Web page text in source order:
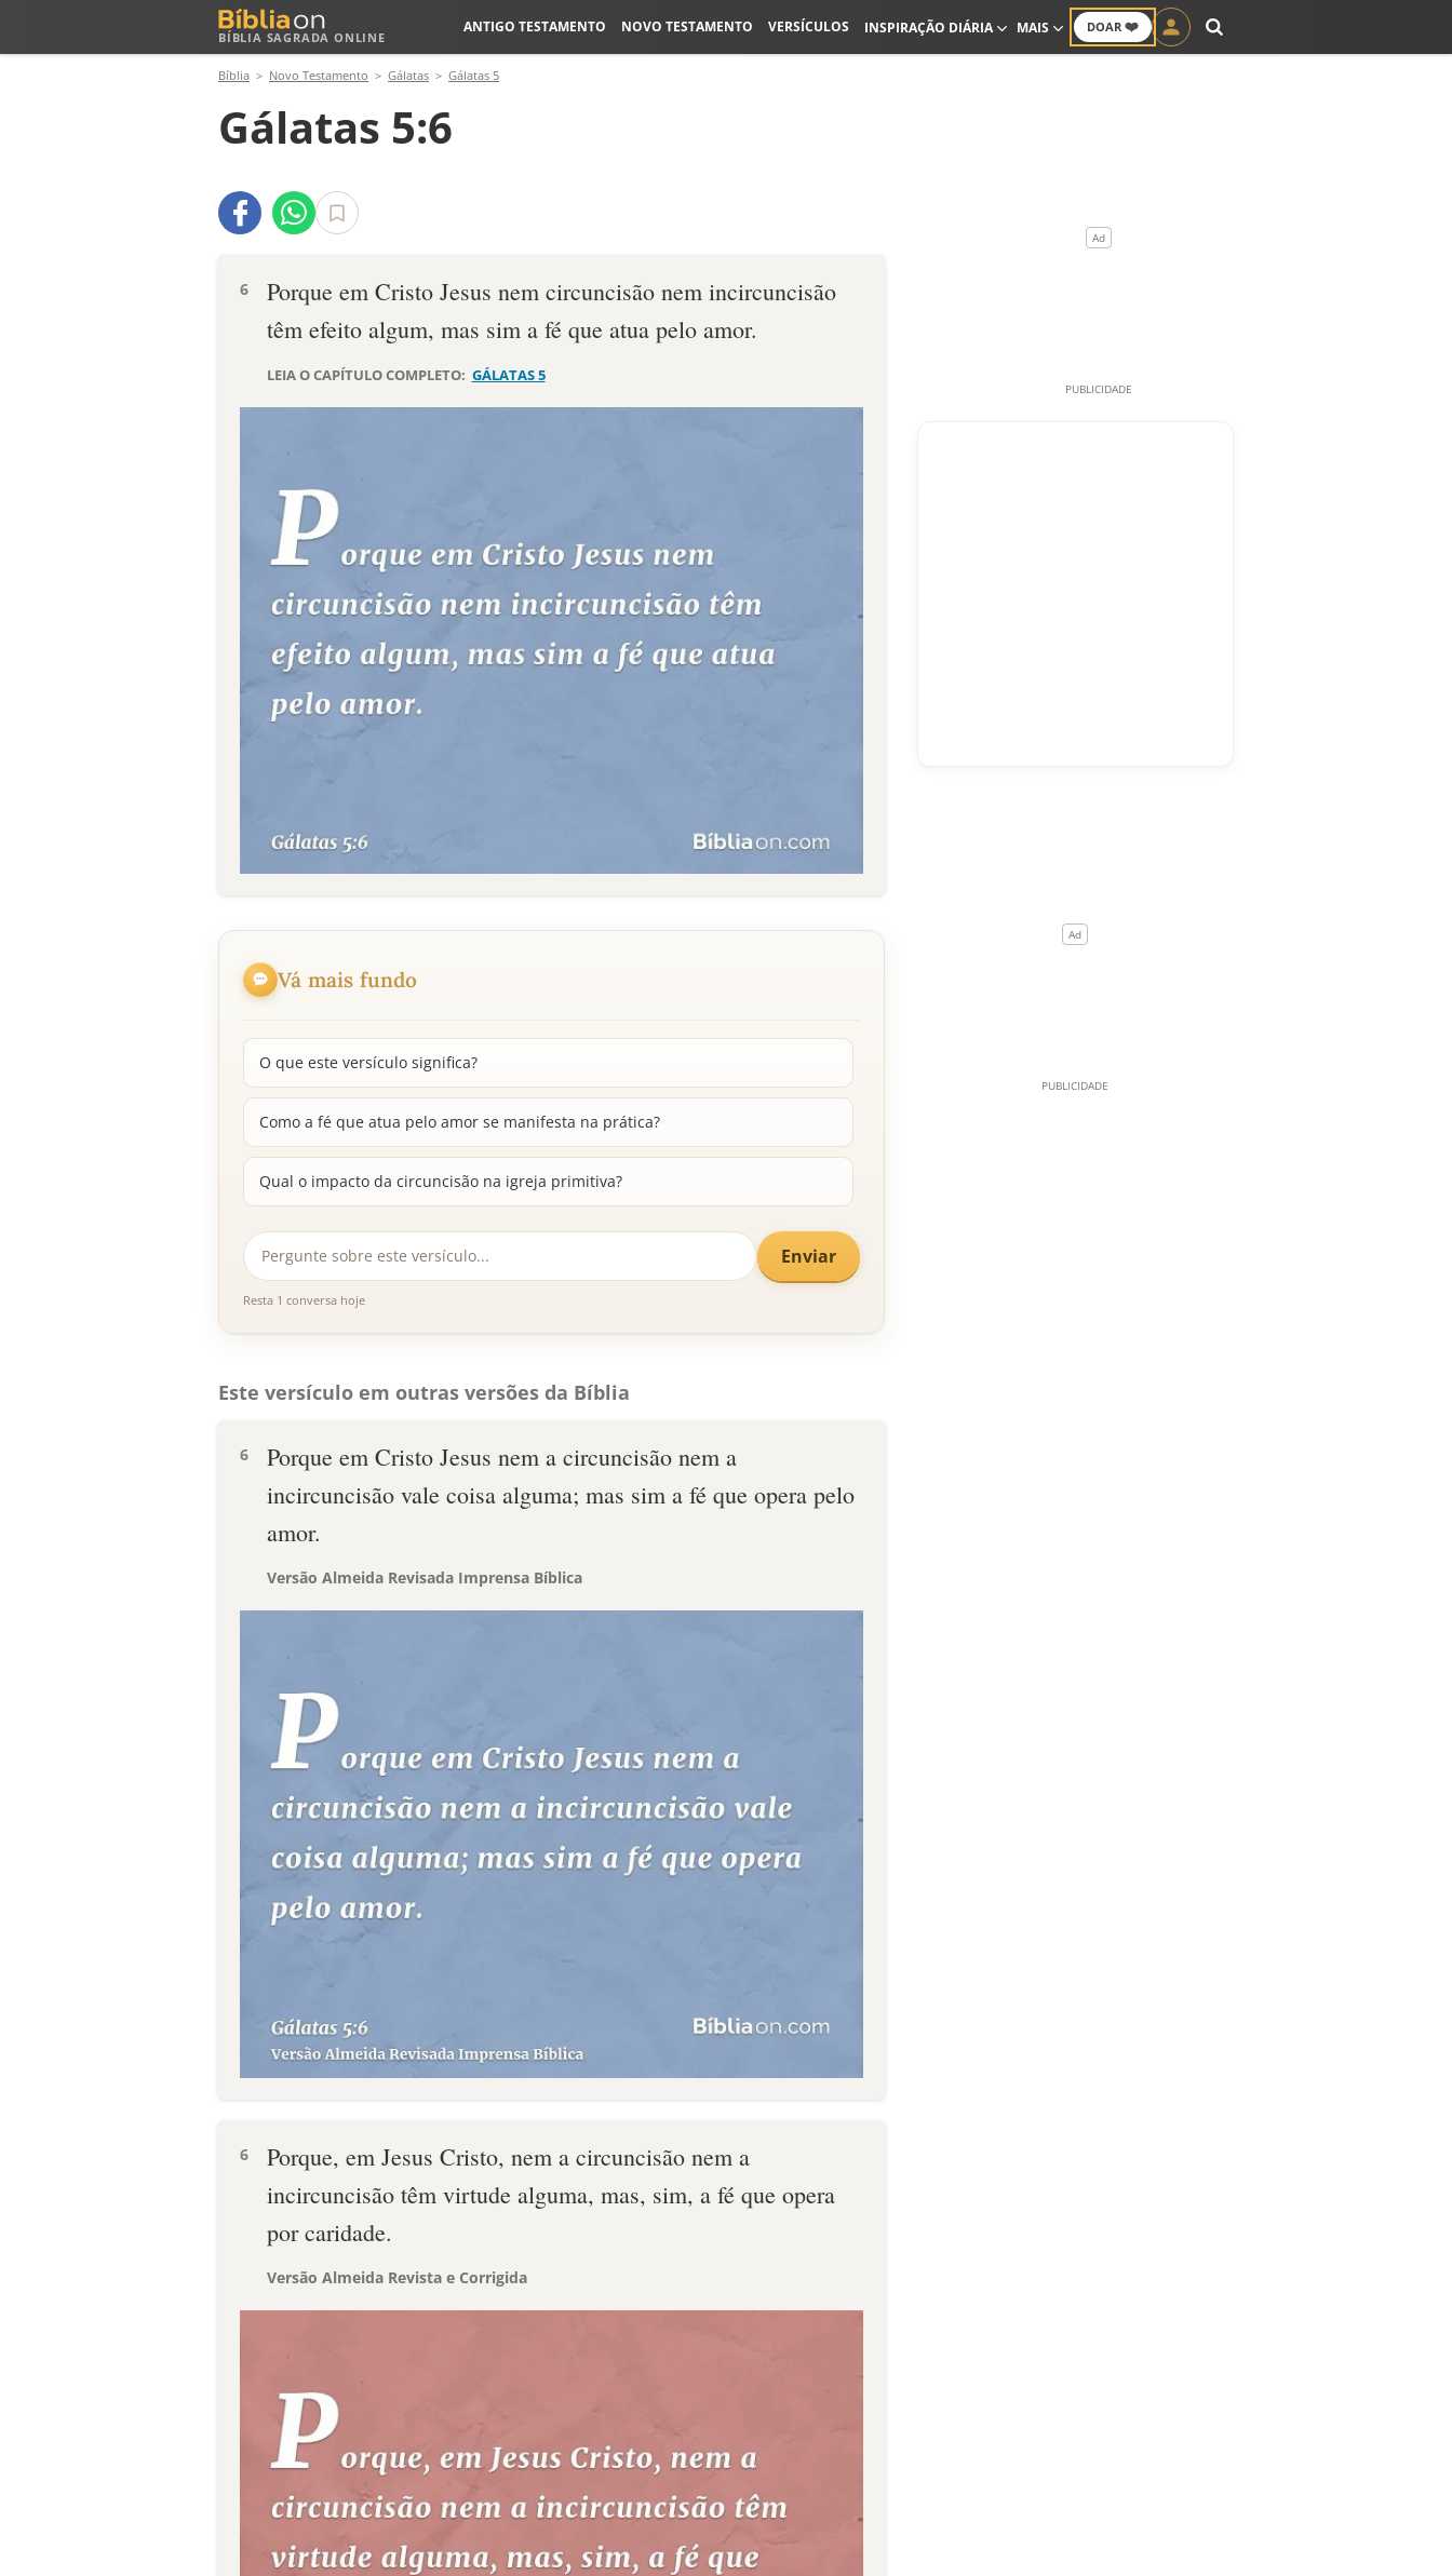
BÍBLIA SAGRADA ONLINE
DOAR ❤️
ANTIGO TESTAMENTO NOVO TESTAMENTO VERSÍCULOS INSPIRAÇÃO DIÁRIA MAIS
Bíblia Novo Testamento Gálatas Gálatas 5
Gálatas 5:6
6
Porque em Cristo Jesus nem circuncisão nem incircuncisão
têm efeito algum, mas sim a fé que atua pelo amor.
LEIA O CAPÍTULO COMPLETO: GÁLATAS 5
Vá mais fundo
O que este versículo significa?
Como a fé que atua pelo amor se manifesta na prática?
Qual o impacto da circuncisão na igreja primitiva?
Enviar
Resta 1 conversa hoje
Este versículo em outras versões da Bíblia
6
Porque em Cristo Jesus nem a circuncisão nem a
incircuncisão vale coisa alguma; mas sim a fé que opera pelo
amor.
Versão Almeida Revisada Imprensa Bíblica
6
Porque, em Jesus Cristo, nem a circuncisão nem a
incircuncisão têm virtude alguma, mas, sim, a fé que opera
por caridade.
Versão Almeida Revista e Corrigida